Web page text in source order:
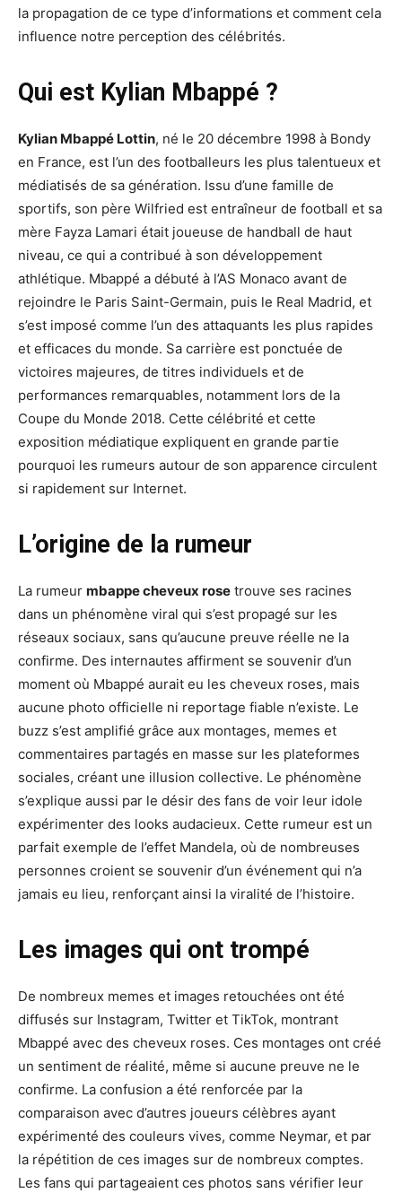
la propagation de ce type d’informations et comment cela
influence notre perception des célébrités.
Qui est Kylian Mbappé ?
Kylian Mbappé Lottin, né le 20 décembre 1998 à Bondy
en France, est l’un des footballeurs les plus talentueux et
médiatisés de sa génération. Issu d’une famille de
sportifs, son père Wilfried est entraîneur de football et sa
mère Fayza Lamari était joueuse de handball de haut
niveau, ce qui a contribué à son développement
athlétique. Mbappé a débuté à l’AS Monaco avant de
rejoindre le Paris Saint-Germain, puis le Real Madrid, et
s’est imposé comme l’un des attaquants les plus rapides
et efficaces du monde. Sa carrière est ponctuée de
victoires majeures, de titres individuels et de
performances remarquables, notamment lors de la
Coupe du Monde 2018. Cette célébrité et cette
exposition médiatique expliquent en grande partie
pourquoi les rumeurs autour de son apparence circulent
si rapidement sur Internet.
L’origine de la rumeur
La rumeur mbappe cheveux rose trouve ses racines
dans un phénomène viral qui s’est propagé sur les
réseaux sociaux, sans qu’aucune preuve réelle ne la
confirme. Des internautes affirment se souvenir d’un
moment où Mbappé aurait eu les cheveux roses, mais
aucune photo officielle ni reportage fiable n’existe. Le
buzz s’est amplifié grâce aux montages, memes et
commentaires partagés en masse sur les plateformes
sociales, créant une illusion collective. Le phénomène
s’explique aussi par le désir des fans de voir leur idole
expérimenter des looks audacieux. Cette rumeur est un
parfait exemple de l’effet Mandela, où de nombreuses
personnes croient se souvenir d’un événement qui n’a
jamais eu lieu, renforçant ainsi la viralité de l’histoire.
Les images qui ont trompé
De nombreux memes et images retouchées ont été
diffusés sur Instagram, Twitter et TikTok, montrant
Mbappé avec des cheveux roses. Ces montages ont créé
un sentiment de réalité, même si aucune preuve ne le
confirme. La confusion a été renforcée par la
comparaison avec d’autres joueurs célèbres ayant
expérimenté des couleurs vives, comme Neymar, et par
la répétition de ces images sur de nombreux comptes.
Les fans qui partageaient ces photos sans vérifier leur